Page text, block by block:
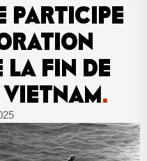
PARTICIPE
LA FIN DE
VIETNAM.